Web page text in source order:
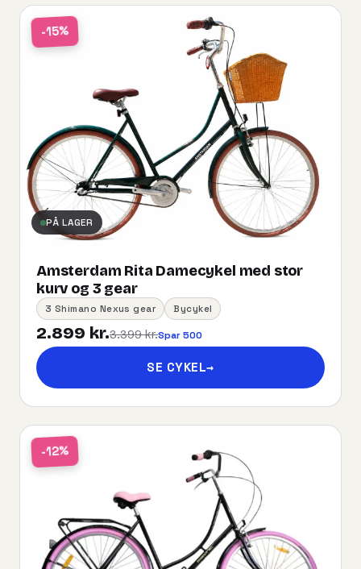
-15%
PÅ LAGER
Amsterdam Rita Damecykel med stor
kurv og 3 gear
3 Shimano Nexus gear Bycykel
2.899 kr.3.399 kr.Spar 500
SE CYKEL→
-12%